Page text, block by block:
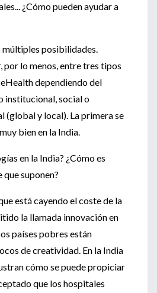
¿Cómo pueden ayudar a
múltiples posibilidades.
por lo menos, entre tres tipos
dependiendo del
institucional, social o
(global y local). La primera se
bien en la India.
en la India? ¿Cómo es
suponen?
está cayendo el coste de la
la llamada innovación en
países pobres están
de creatividad. En la India
cómo se puede propiciar
que los hospitales